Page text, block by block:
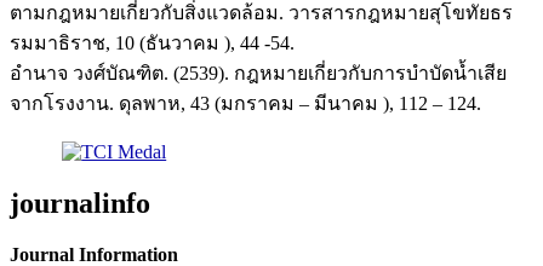
ตามกฎหมายเกี่ยวกับสิ่งแวดล้อม. วารสารกฎหมายสุโขทัยธร
รมมาธิราช, 10 (ธันวาคม ), 44 -54.
อำนาจ วงศ์บัณฑิต. (2539). กฎหมายเกี่ยวกับการบำบัดน้ำเสีย
จากโรงงาน. ดุลพาห, 43 (มกราคม – มีนาคม ), 112 – 124.
journalinfo
Journal Information